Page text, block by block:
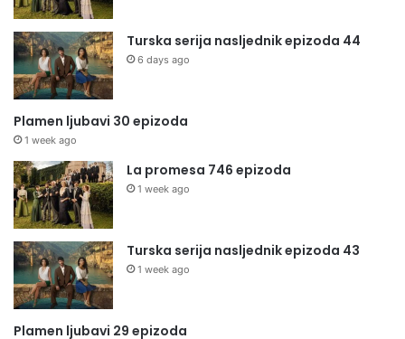
Turska serija nasljednik epizoda 44
6 days ago
Plamen ljubavi 30 epizoda
1 week ago
La promesa 746 epizoda
1 week ago
Turska serija nasljednik epizoda 43
1 week ago
Plamen ljubavi 29 epizoda